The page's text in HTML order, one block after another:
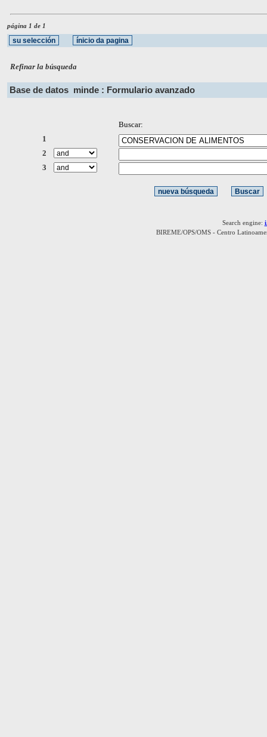
página 1 de 1
Refinar la búsqueda
Base de datos minde : Formulario avanzado
Buscar:
1
2
3
Search engine:
BIREME/OPS/OMS - Centro